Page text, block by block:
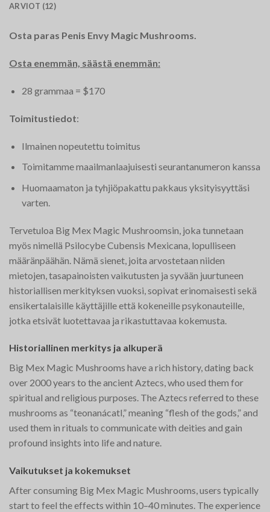
ARVIOT (12)
Osta paras Penis Envy Magic Mushrooms.
Osta enemmän, säästä enemmän:
28 grammaa = $170
Toimitustiedot:
Ilmainen nopeutettu toimitus
Toimitamme maailmanlaajuisesti seurantanumeron kanssa
Huomaamaton ja tyhjiöpakattu pakkaus yksityisyyttäsi
varten.
Tervetuloa Big Mex Magic Mushroomsin, joka tunnetaan
myös nimellä Psilocybe Cubensis Mexicana, lopulliseen
määränpäähän. Nämä sienet, joita arvostetaan niiden
mietojen, tasapainoisten vaikutusten ja syvään juurtuneen
historiallisen merkityksen vuoksi, sopivat erinomaisesti sekä
ensikertalaisille käyttäjille että kokeneille psykonauteille,
jotka etsivät luotettavaa ja rikastuttavaa kokemusta.
Historiallinen merkitys ja alkuperä
Big Mex Magic Mushrooms have a rich history, dating back
over 2000 years to the ancient Aztecs, who used them for
spiritual and religious purposes. The Aztecs referred to these
mushrooms as “teonanácatl,” meaning “flesh of the gods,” and
used them in rituals to communicate with deities and gain
profound insights into life and nature​.
Vaikutukset ja kokemukset
After consuming Big Mex Magic Mushrooms, users typically
start to feel the effects within 10–40 minutes. The experience